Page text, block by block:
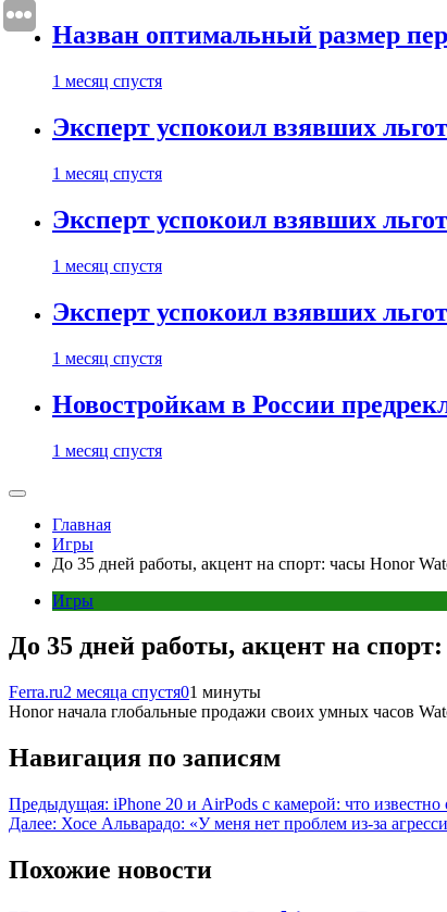
Назван оптимальный размер
1 месяц спустя
Эксперт успокоил взявших
1 месяц спустя
Эксперт успокоил взявших
1 месяц спустя
Эксперт успокоил взявших
1 месяц спустя
Новостройкам в России
1 месяц спустя
Главная
Игры
До 35 дней работы, акцент на спорт: часы Honor
Игры
До 35 дней работы, акцент на
Ferra.ru2 месяца спустя01 минуты
Honor начала глобальные продажи своих умных часов
Навигация по записям
Предыдущая: iPhone 20 и AirPods с камерой: что
Далее: Хосе Альварадо: «У меня нет проблем из-за
Похожие новости